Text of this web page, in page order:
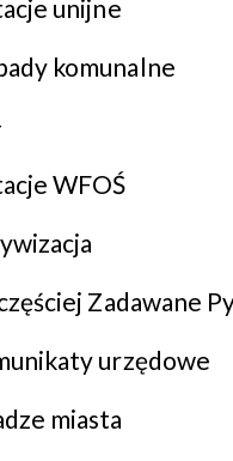
unijne
komunalne
WFOŚ
Zadawane
urzędowe
miasta